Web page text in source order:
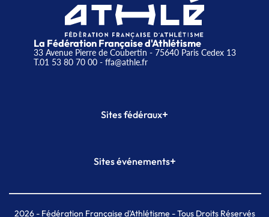
La Fédération Française d'Athlétisme
33 Avenue Pierre de Coubertin - 75640 Paris Cedex 13
T.01 53 80 70 00- ffa@athle.fr
Sites fédéraux+
Plateforme Formation
Sites événements+
Meeting de Paris indoor
MAIF Ekiden de Paris
2026- Fédération Française d'Athlétisme - Tous Droits Réservés